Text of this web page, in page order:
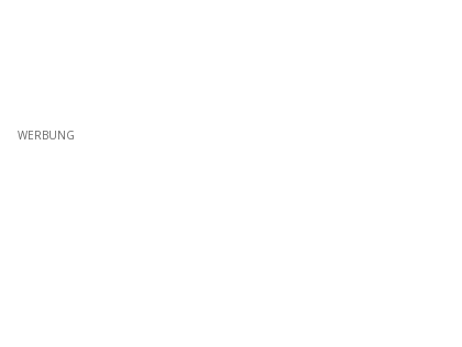
WERBUNG